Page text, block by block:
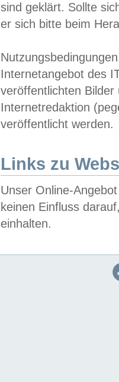
sind geklärt. Sollte
er sich bitte beim
Internetangebot des
veröffentlichten
Internetredaktion
veröffentlicht werden.
Links zu
Unser Online-
keinen Einfluss
einhalten.